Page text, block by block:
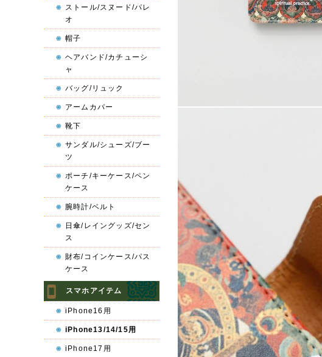
ストール/スヌード/パレ
オ
帽子
ヘアバンド/カチューシ
ャ
バッグ/リュック
アームカバー
靴下
サンダル/シューズ/ブー
ツ
ポーチ/キーケース/ペン
ケース
腕時計/ベルト
日傘/レイングッズ/セン
ス
財布/コインケース/パス
ケース
スマホアイテム
iPhone16用
iPhone13/14/15用
iPhone17用